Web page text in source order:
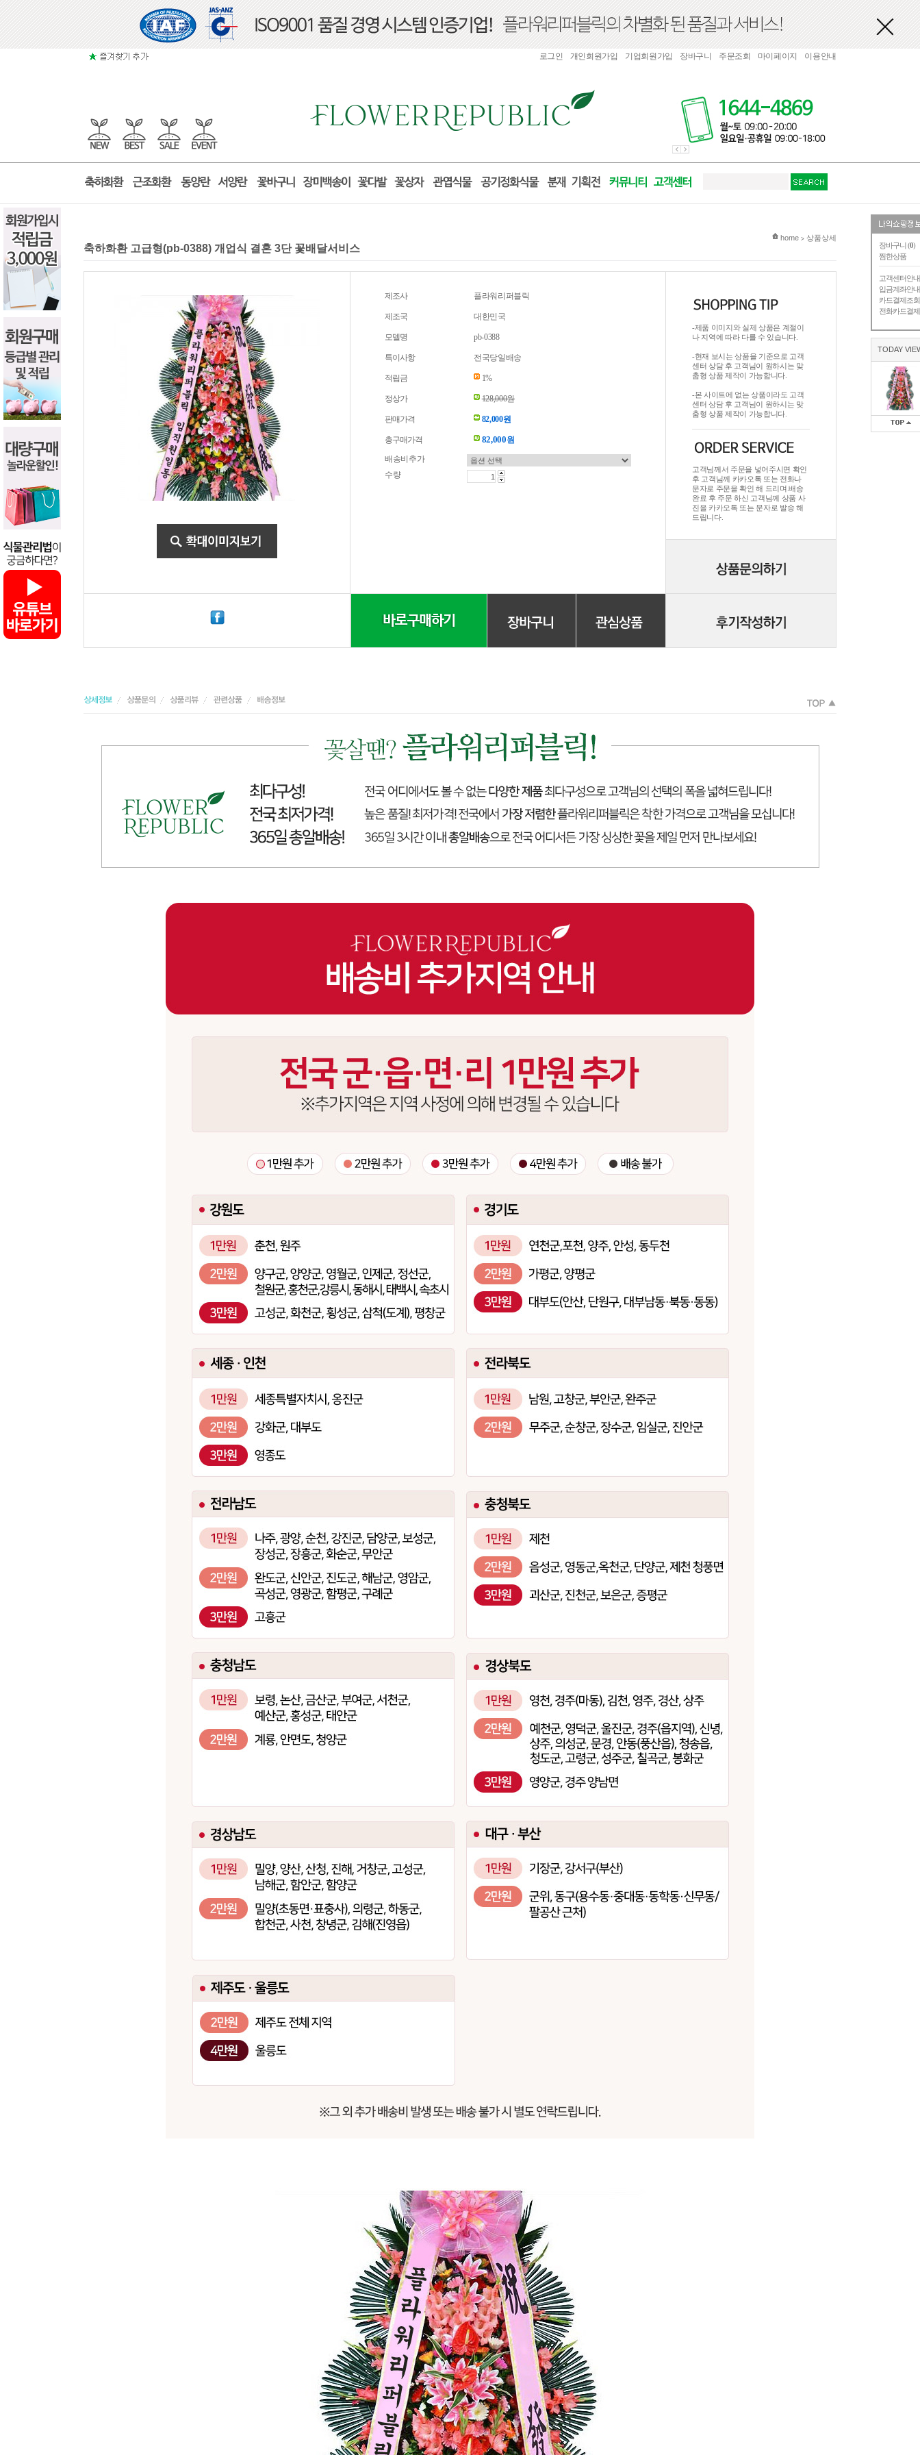
장바구니 (0)
찜한상품
고객센터안내
입금계좌안내
카드결제조회
전화카드결제
TODAY
로그인 개인회원가입 기업회원가입 장바구니 주문조회 마이페이지 이용안내
현재 위치
home > 상품상세
축하화환 고급형(pb-0388) 개업식 결혼 3단 꽃배달서비스
제조사 플라워리퍼블릭
제조국 대한민국
모델명 pb-0388
특이사항 전국당일배송
적립금 1%
정상가 128,000원
판매가격 82,000원
총구매가격 82,000원
배송비추가
수량
-제품 이미지와 실제 상품은 계절이
나 지역에 따라 다를 수 있습니다.
-현재 보시는 상품을 기준으로 고객
센터 상담 후 고객님이 원하시는 맞
춤형 상품 제작이 가능합니다.
-본 사이트에 없는 상품이라도 고객
센터 상담 후 고객님이 원하시는 맞
춤형 상품 제작이 가능합니다.
고객님께서 주문을 넣어주시면 확인
후 고객님께 카카오톡 또는 전화나
문자로 주문을 확인 해 드리며.배송
완료 후 주문 하신 고객님께 상품 사
진을 카카오톡 또는 문자로 발송 해
드립니다.